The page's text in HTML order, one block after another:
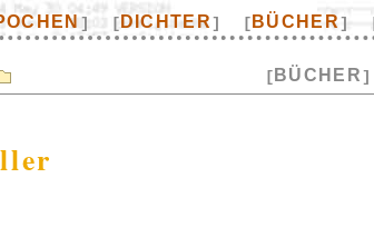
] [ DICHTER] [ BÜCHER]
[ BÜCHER]